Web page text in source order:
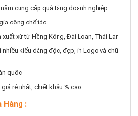
cung cấp quà tặng doanh nghiệp
công chế tác
xuất xứ từ Hồng Kông, Đài Loan, Thái Lan
nhiều kiểu dáng độc, đẹp, in Logo và chữ
quốc
rẻ nhất, chiết khấu % cao
Hàng :